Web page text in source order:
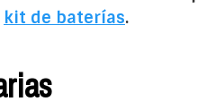
kit de baterías.